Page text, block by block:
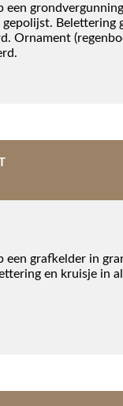
een
Belettering
Ornament
een grafkelder in
en kruisje in